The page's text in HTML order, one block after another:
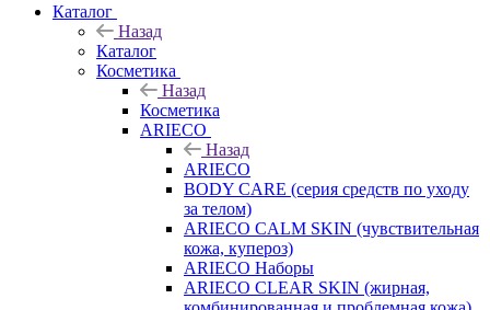
Каталог
Назад
Каталог
Косметика
Назад
Косметика
ARIECO
Назад
ARIECO
BODY CARE (серия средств по уходу
за телом)
ARIECO CALM SKIN (чувствительная
кожа, купероз)
ARIECO Наборы
ARIECO CLEAR SKIN (жирная,